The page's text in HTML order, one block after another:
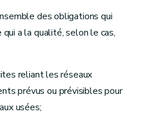
des obligations qui
a la qualité, selon le cas,
reliant les réseaux
prévus ou prévisibles pour
usées;